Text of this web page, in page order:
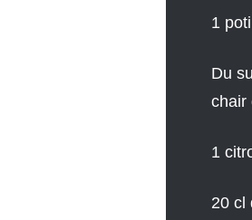
1
Du
chair
1
20 cl